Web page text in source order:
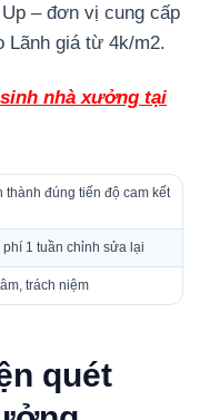
– đơn vị cung cấp
Lãnh giá từ 4k/m2.
nhà xưởng tại
thành đúng tiến độ cam kết
phí 1 tuần chỉnh sửa lại
trách niệm
quét